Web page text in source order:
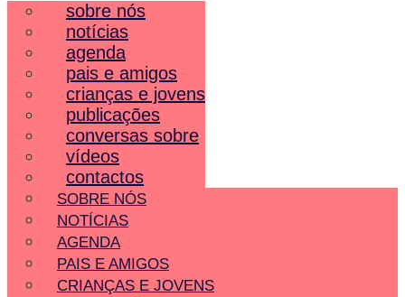
sobre nós
notícias
agenda
pais e amigos
crianças e jovens
publicações
conversas sobre
vídeos
contactos
SOBRE NÓS
NOTÍCIAS
AGENDA
PAIS E AMIGOS
CRIANÇAS E JOVENS